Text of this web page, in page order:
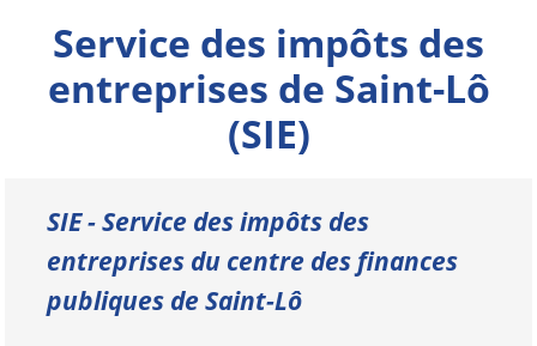
Service des impôts des
entreprises de Saint-Lô
(SIE)
SIE - Service des impôts des
entreprises du centre des finances
publiques de Saint-Lô